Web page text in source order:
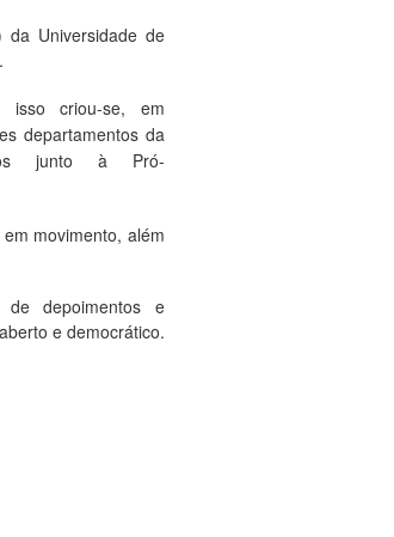
Universidade de
isso criou-se, em
departamentos da
junto à
Pró-
em movimento, além
depoimentos e
e democrático.